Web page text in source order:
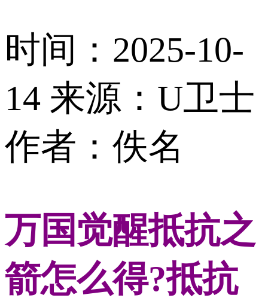
时间：2025-10-
14 来源：U卫士
作者：佚名
万国觉醒抵抗之
箭怎么得?抵抗